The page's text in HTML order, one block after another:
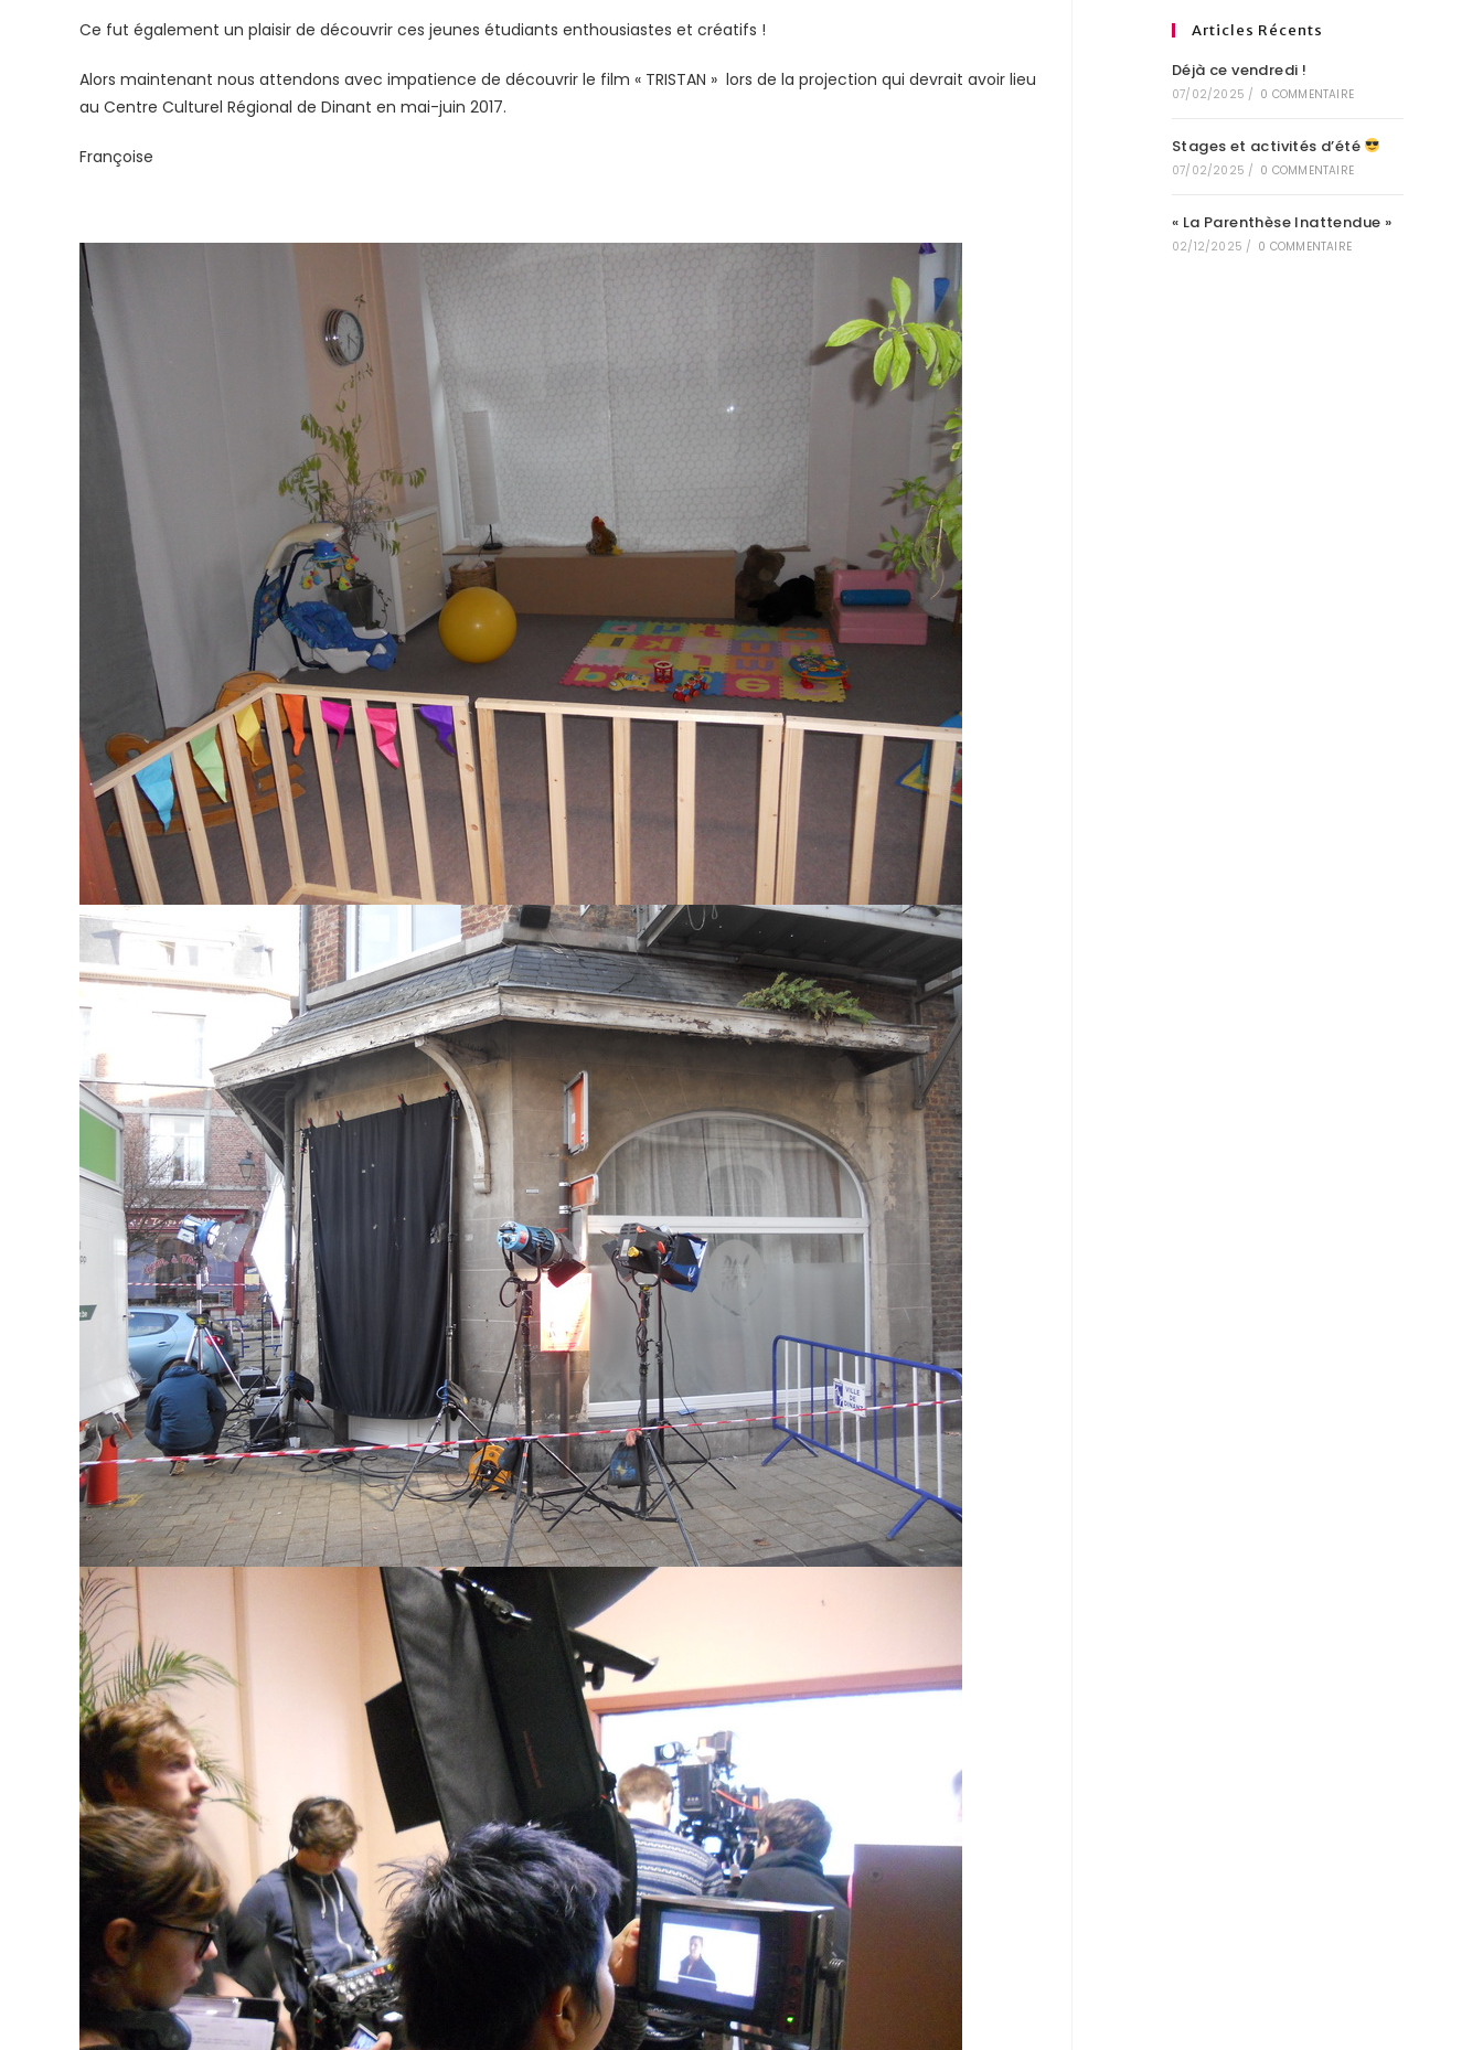
Ce fut également un plaisir de découvrir ces jeunes étudiants enthousiastes et créatifs !
Alors maintenant nous attendons avec impatience de découvrir le film « TRISTAN » lors de la projection qui devrait avoir lieu
au Centre Culturel Régional de Dinant en mai-juin 2017.
Françoise
Articles Récents
Déjà ce vendredi !
07/02/2025 / 0 COMMENTAIRE
Stages et activités d’été
07/02/2025 / 0 COMMENTAIRE
« La Parenthèse Inattendue »
02/12/2025 / 0 COMMENTAIRE